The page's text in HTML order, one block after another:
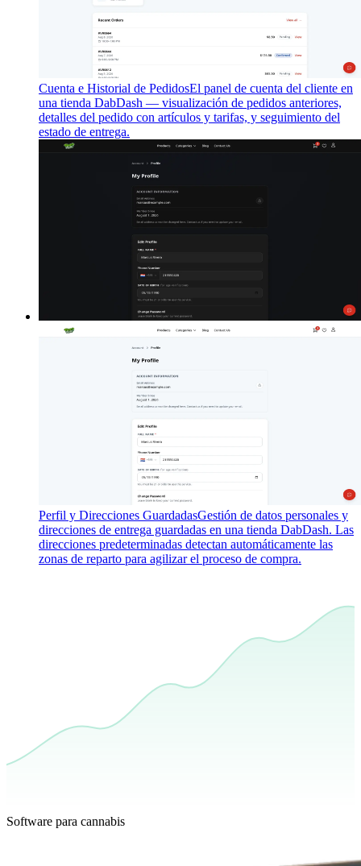
Cuenta e Historial de PedidosEl panel de cuenta del cliente en
una tienda DabDash — visualización de pedidos anteriores,
detalles del pedido con artículos y tarifas, y seguimiento del
estado de entrega.
Perfil y Direcciones GuardadasGestión de datos personales y
direcciones de entrega guardadas en una tienda DabDash. Las
direcciones predeterminadas detectan automáticamente las
zonas de reparto para agilizar el proceso de compra.
Software para cannabis